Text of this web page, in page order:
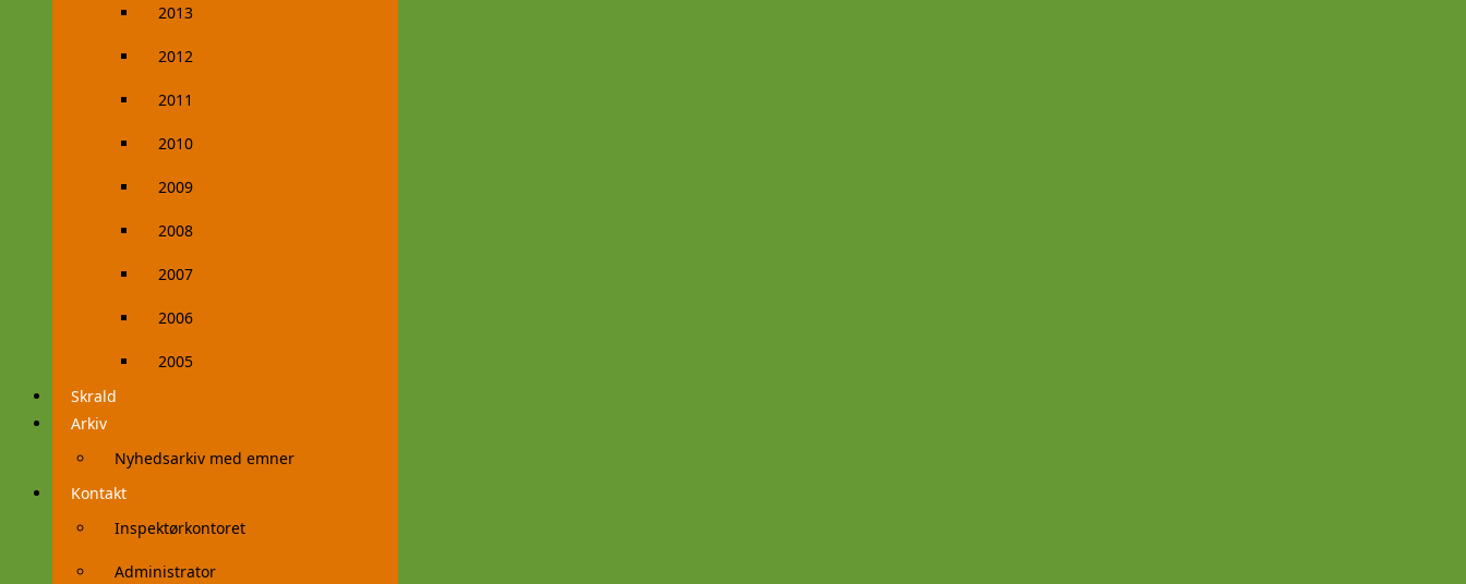
2013
2012
2011
2010
2009
2008
2007
2006
2005
Skrald
Arkiv
Nyhedsarkiv med emner
Kontakt
Inspektørkontoret
Administrator